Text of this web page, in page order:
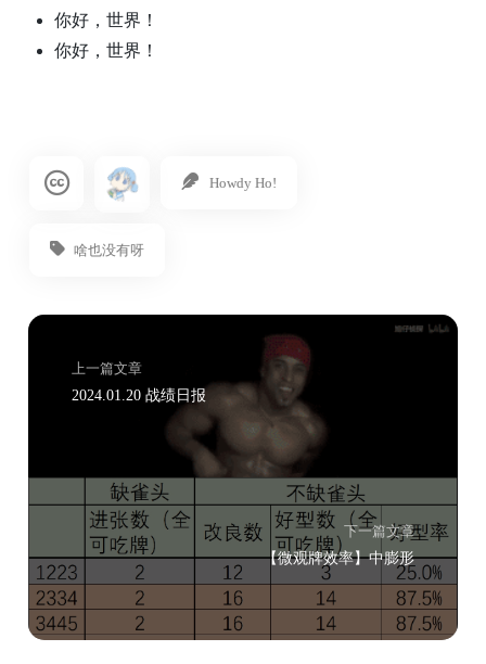
你好，世界！
你好，世界！
Howdy Ho!
啥也没有呀
上一篇文章
2024.01.20 战绩日报
下一篇文章
【微观牌效率】中膨形